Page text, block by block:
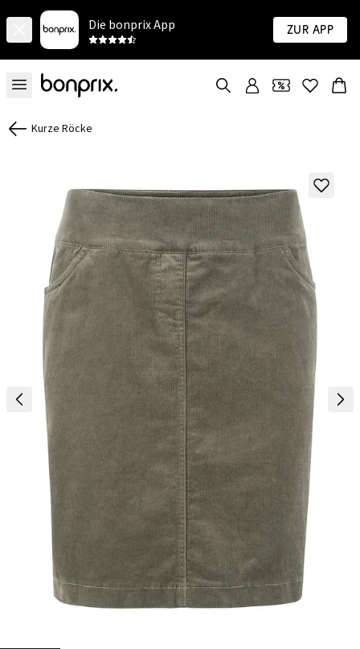
Die bonprix App Zur App
Kurze Röcke